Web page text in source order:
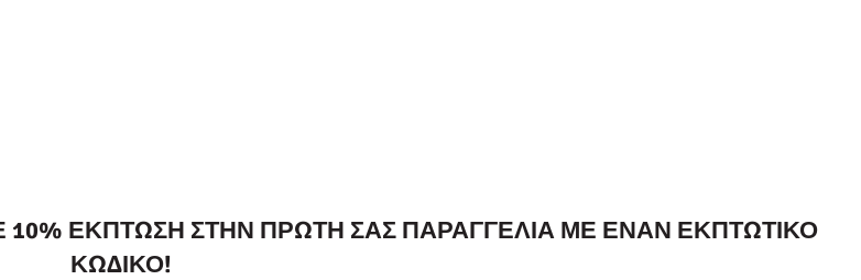
10% ΈΚΠΤΩΣΗ ΣΤΗΝ ΠΡΏΤΗ ΣΑΣ ΠΑΡΑΓΓΕΛΊΑ ΜΕ ΈΝΑΝ ΕΚΠΤΩΤΙΚΌ
ΚΩΔΙΚΌ!